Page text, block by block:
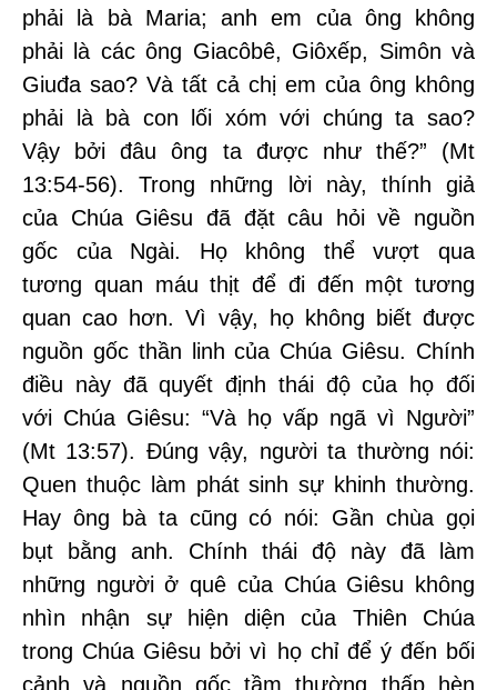
phải là bà Maria; anh em của ông không
phải là các ông Giacôbê, Giôxếp, Simôn và
Giuđa sao? Và tất cả chị em của ông không
phải là bà con lối xóm với chúng ta sao?
Vậy bởi đâu ông ta được như thế?” (Mt
13:54-56). Trong những lời này, thính giả
của Chúa Giêsu đã đặt câu hỏi về nguồn
gốc của Ngài. Họ không thể vượt qua
tương quan máu thịt để đi đến một tương
quan cao hơn. Vì vậy, họ không biết được
nguồn gốc thần linh của Chúa Giêsu. Chính
điều này đã quyết định thái độ của họ đối
với Chúa Giêsu: “Và họ vấp ngã vì Người”
(Mt 13:57). Đúng vậy, người ta thường nói:
Quen thuộc làm phát sinh sự khinh thường.
Hay ông bà ta cũng có nói: Gần chùa gọi
bụt bằng anh. Chính thái độ này đã làm
những người ở quê của Chúa Giêsu không
nhìn nhận sự hiện diện của Thiên Chúa
trong Chúa Giêsu bởi vì họ chỉ để ý đến bối
cảnh và nguồn gốc tầm thường thấp hèn